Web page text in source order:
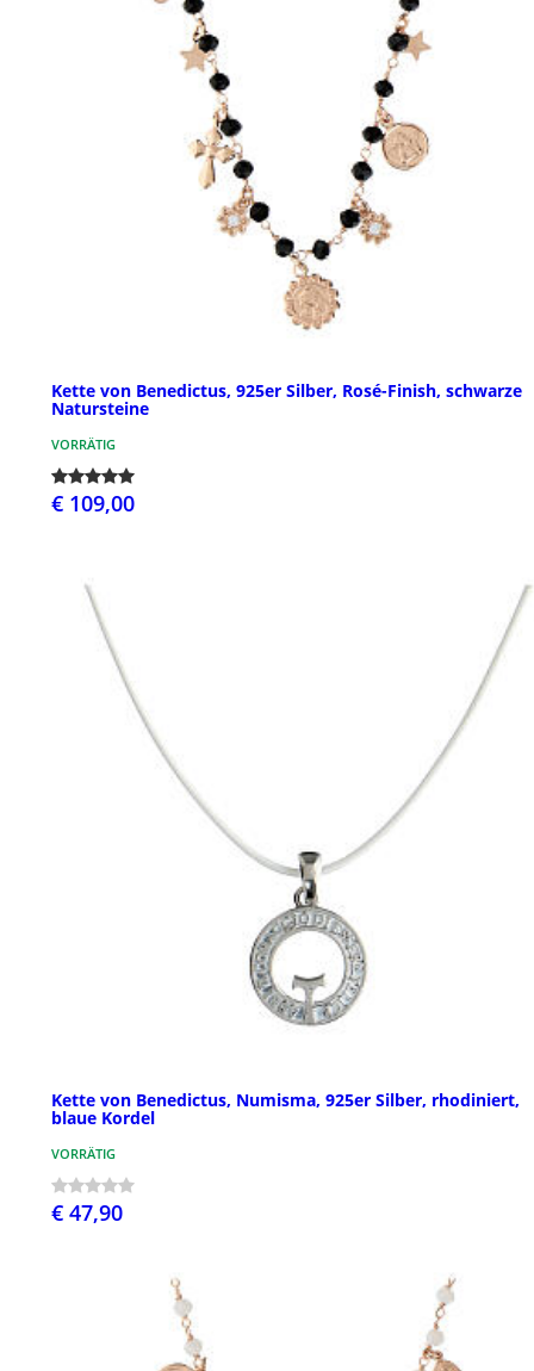
Kette von Benedictus, 925er Silber, Rosé-Finish, schwarze
Natursteine
VORRÄTIG
€ 109,00
Kette von Benedictus, Numisma, 925er Silber, rhodiniert,
blaue Kordel
VORRÄTIG
€ 47,90